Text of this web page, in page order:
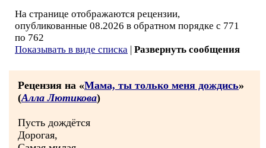
На странице отображаются рецензии,
опубликованные 08.2026 в обратном порядке с 771
по 762
Показывать в виде списка | Развернуть сообщения
Рецензия на «Мама, ты только меня дождись»
(Алла Лютикова)
Пусть дождётся
Дорогая,